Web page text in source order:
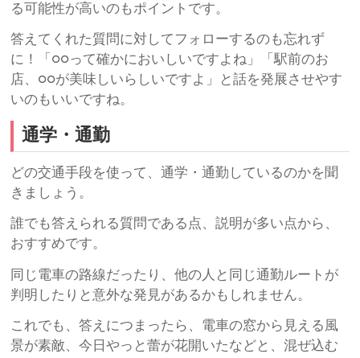
る可能性が高いのもポイントです。
答えてくれた質問に対してフォローするのも忘れず
に！「○○って確かにおいしいですよね」「駅前のお
店、○○が美味しいらしいですよ」と話を発展させやす
いのもいいですね。
通学・通勤
どの交通手段を使って、通学・通勤しているのかを聞
きましょう。
誰でも答えられる質問である点、説明が多い点から、
おすすめです。
同じ電車の路線だったり、他の人と同じ通勤ルートが
判明したりと意外な発見があるかもしれません。
これでも、答えにつまったら、電車の窓から見える風
景が素敵、今日やっと蕾が花開いたなどと、混ぜ込む